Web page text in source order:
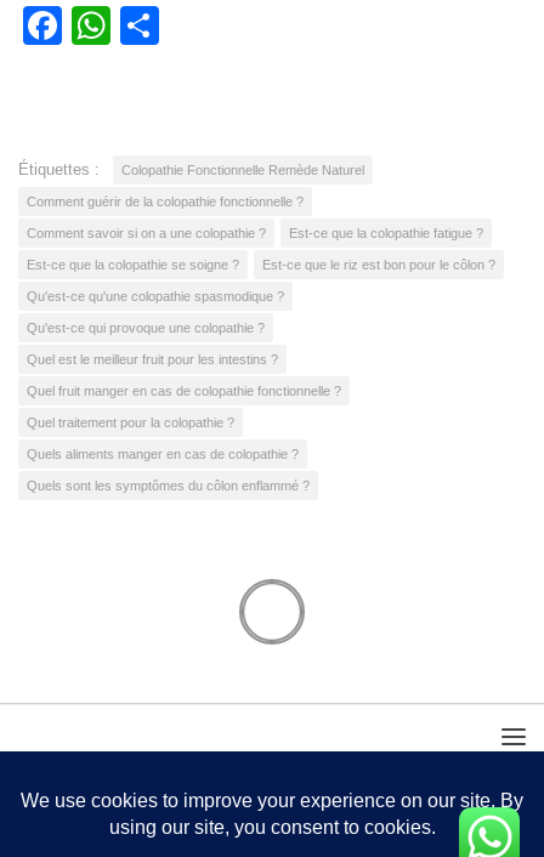
Facebook
WhatsApp
Étiquettes : Colopathie Fonctionnelle Remède Naturel
Comment guérir de la colopathie fonctionnelle ?
Comment savoir si on a une colopathie ? Est-ce que la colopathie fatigue ?
Est-ce que la colopathie se soigne ? Est-ce que le riz est bon pour le côlon ?
Qu'est-ce qu'une colopathie spasmodique ?
Qu'est-ce qui provoque une colopathie ?
Quel est le meilleur fruit pour les intestins ?
Quel fruit manger en cas de colopathie fonctionnelle ?
Quel traitement pour la colopathie ?
Quels aliments manger en cas de colopathie ?
Quels sont les symptômes du côlon enflammé ?